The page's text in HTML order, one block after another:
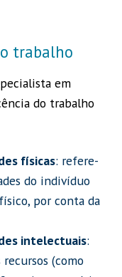
trabalho
em
do trabalho
físicas: refere-
do indivíduo
por conta da
intelectuais:
(como